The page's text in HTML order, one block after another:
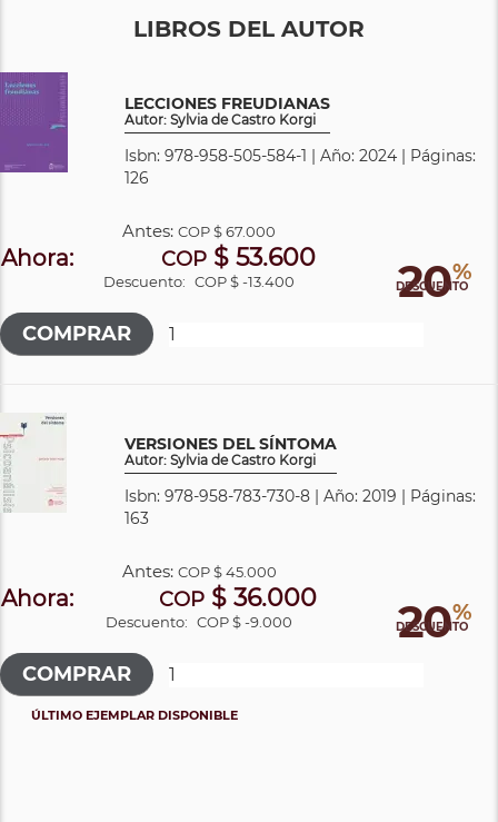
LIBROS DEL AUTOR
LECCIONES FREUDIANAS
Autor: Sylvia de Castro Korgi
Isbn: 978-958-505-584-1 | Año: 2024 | Páginas:
126
20%
DESCUENTO
Antes:COP$ 67.000
Ahora: COP$ 53.600
Descuento: COP $ -13.400
VERSIONES DEL SÍNTOMA
Autor: Sylvia de Castro Korgi
Isbn: 978-958-783-730-8 | Año: 2019 | Páginas:
163
20%
DESCUENTO
Antes: COP$ 45.000
Ahora: COP $ 36.000
Descuento: COP $ -9.000
ÚLTIMO EJEMPLAR DISPONIBLE